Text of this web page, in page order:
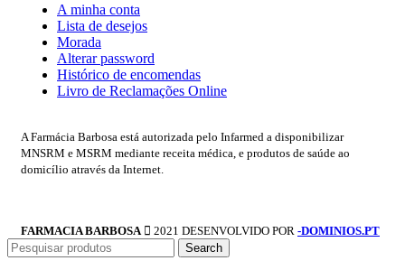
A minha conta
Lista de desejos
Morada
Alterar password
Histórico de encomendas
Livro de Reclamações Online
A Farmácia Barbosa está autorizada pelo Infarmed a disponibilizar
MNSRM e MSRM mediante receita médica, e produtos de saúde ao
domicílio através da Internet.
FARMACIA BARBOSA 2021 DESENVOLVIDO POR -DOMINIOS.PT
Search